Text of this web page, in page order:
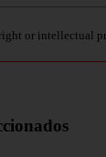
or intellectual